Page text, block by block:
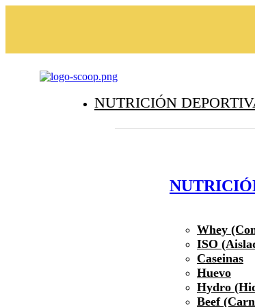
NUTRICIÓN
Whey
ISO
Caseinas
Huevo
Hydro
Beef